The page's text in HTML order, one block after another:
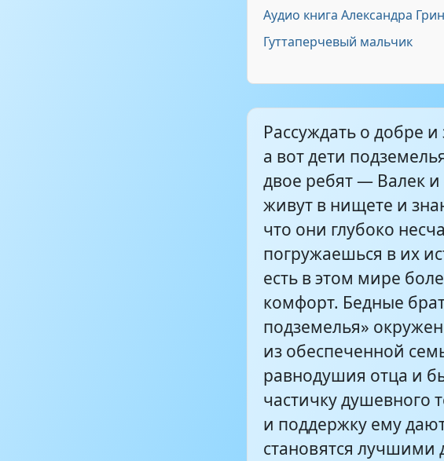
Аудио книга Александра
Гуттаперчевый мальчик
Рассуждать о добре и
а вот дети
двое ребят — Валек
живут в нищете и
что они глубоко
погружаешься в их
есть в этом мире
комфорт. Бедные
подземелья»
из обеспеченной
равнодушия отца и
частичку душевного
и поддержку ему
становятся лучшими